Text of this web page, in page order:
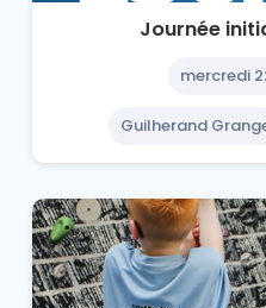
Journée
mercredi
Guilherand